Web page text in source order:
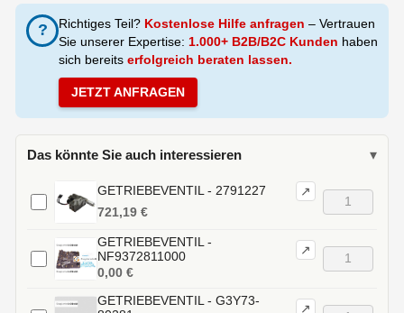
? Richtiges Teil? Kostenlose Hilfe anfragen – Vertrauen
Sie unserer Expertise: 1.000+ B2B/B2C Kunden haben
sich bereits erfolgreich beraten lassen.
JETZT ANFRAGEN
Das könnte Sie auch interessieren ▾
GETRIEBEVENTIL - 2791227 ↗
721,19 €
GETRIEBEVENTIL -
NF9372811000
↗
0,00 €
GETRIEBEVENTIL - G3Y73-
↗